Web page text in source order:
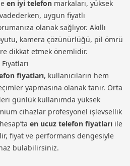
en iyi telefon markaları, yüksek
uygun fiyatlı
olanak sağlıyor. Akıllı
kamera çözünürlüğü, pil ömrü
dikkat etmek önemlidir.
fiyatları, kullanıcıların hem
yapmasına olanak tanır. Orta
günlük kullanımda yüksek
cihazlar profesyonel işlevsellik
en ucuz telefon fiyatları ile
fiyat ve performans dengesiyle
bulabilirsiniz.